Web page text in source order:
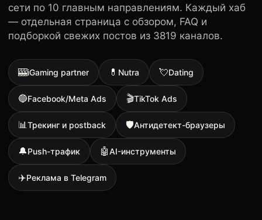
сети по 10 главным направлениям. Каждый хаб
— отдельная страница с обзором, FAQ и
подборкой свежих постов из 3819 каналов.
🎰iGaming partner 💊 Nutra 💘Dating
🔵Facebook/Meta Ads 🎬TikTok Ads
📊Трекинг и postback 🛡Антидетект-браузеры
🔔Push-трафик 🤖AI-инструменты
✈️Реклама в Telegram